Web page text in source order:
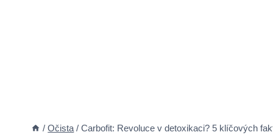
/ Očista / Carbofit: Revoluce v detoxikaci? 5 klíčových